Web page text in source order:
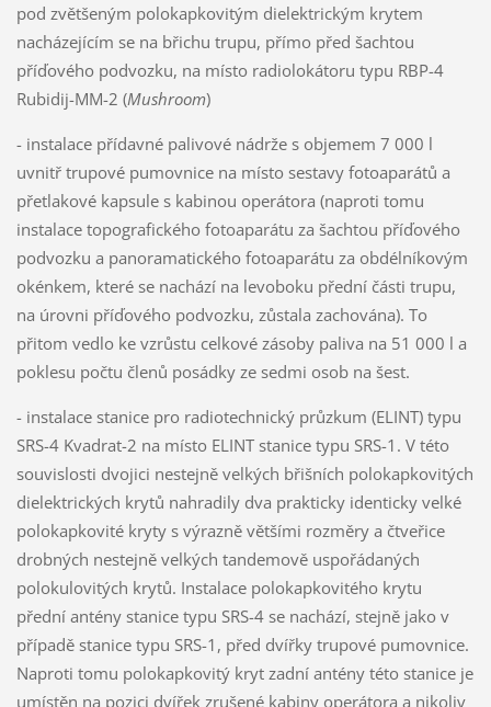
pod zvětšeným polokapkovitým dielektrickým krytem
nacházejícím se na břichu trupu, přímo před šachtou
příďového podvozku, na místo radiolokátoru typu RBP-4
Rubidij-MM-2 (Mushroom)
- instalace přídavné palivové nádrže s objemem 7 000 l
uvnitř trupové pumovnice na místo sestavy fotoaparátů a
přetlakové kapsule s kabinou operátora (naproti tomu
instalace topografického fotoaparátu za šachtou příďového
podvozku a panoramatického fotoaparátu za obdélníkovým
okénkem, které se nachází na levoboku přední části trupu,
na úrovni příďového podvozku, zůstala zachována). To
přitom vedlo ke vzrůstu celkové zásoby paliva na 51 000 l a
poklesu počtu členů posádky ze sedmi osob na šest.
- instalace stanice pro radiotechnický průzkum (ELINT) typu
SRS-4 Kvadrat-2 na místo ELINT stanice typu SRS-1. V této
souvislosti dvojici nestejně velkých břišních polokapkovitých
dielektrických krytů nahradily dva prakticky identicky velké
polokapkovité kryty s výrazně většími rozměry a čtveřice
drobných nestejně velkých tandemově uspořádaných
polokulovitých krytů. Instalace polokapkovitého krytu
přední antény stanice typu SRS-4 se nachází, stejně jako v
případě stanice typu SRS-1, před dvířky trupové pumovnice.
Naproti tomu polokapkovitý kryt zadní antény této stanice je
umístěn na pozici dvířek zrušené kabiny operátora a nikoliv